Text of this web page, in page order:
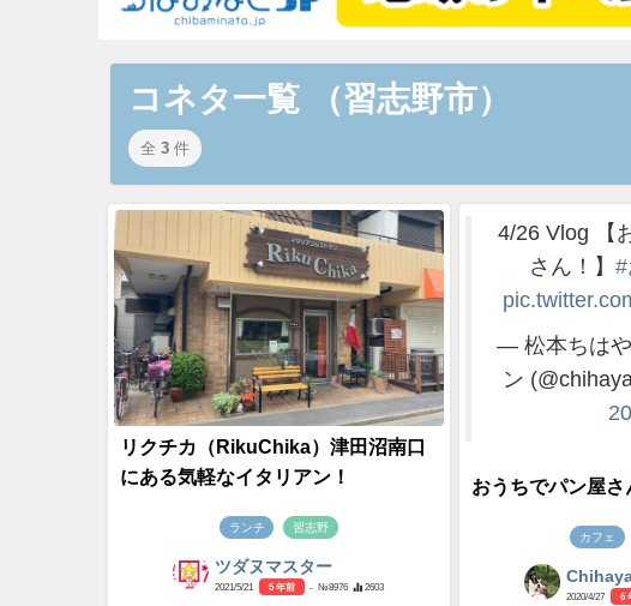
コネタ一覧 （習志野市）
全 3 件
リクチカ（RikuChika）津田沼南口
にある気軽なイタリアン！
ランチ 習志野
ツダヌマスター
2021/5/21 5 年前 - №8976 2603
4/26 Vlog 【
さん！】
— 松本ちは
ン
おうちでパン屋さ
カフェ
2020/4/27 6